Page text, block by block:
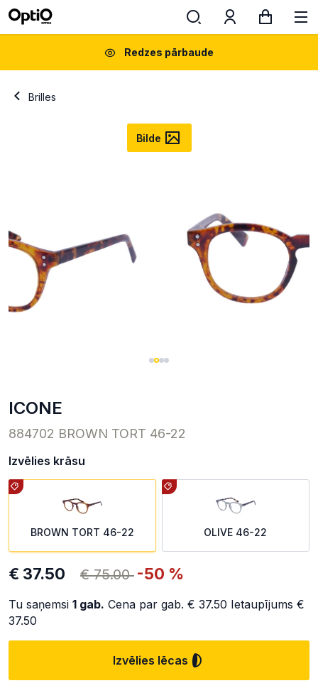
Redzes pārbaude
Brilles
Bilde
ICONE
884702 BROWN TORT 46-22
Izvēlies krāsu
BROWN TORT 46-22 OLIVE 46-22
€ 37.50 € 75.00 -50 %
Tu saņemsi 1 gab. Cena par gab. € 37.50 Ietaupījums €
37.50
Izvēlies lēcas